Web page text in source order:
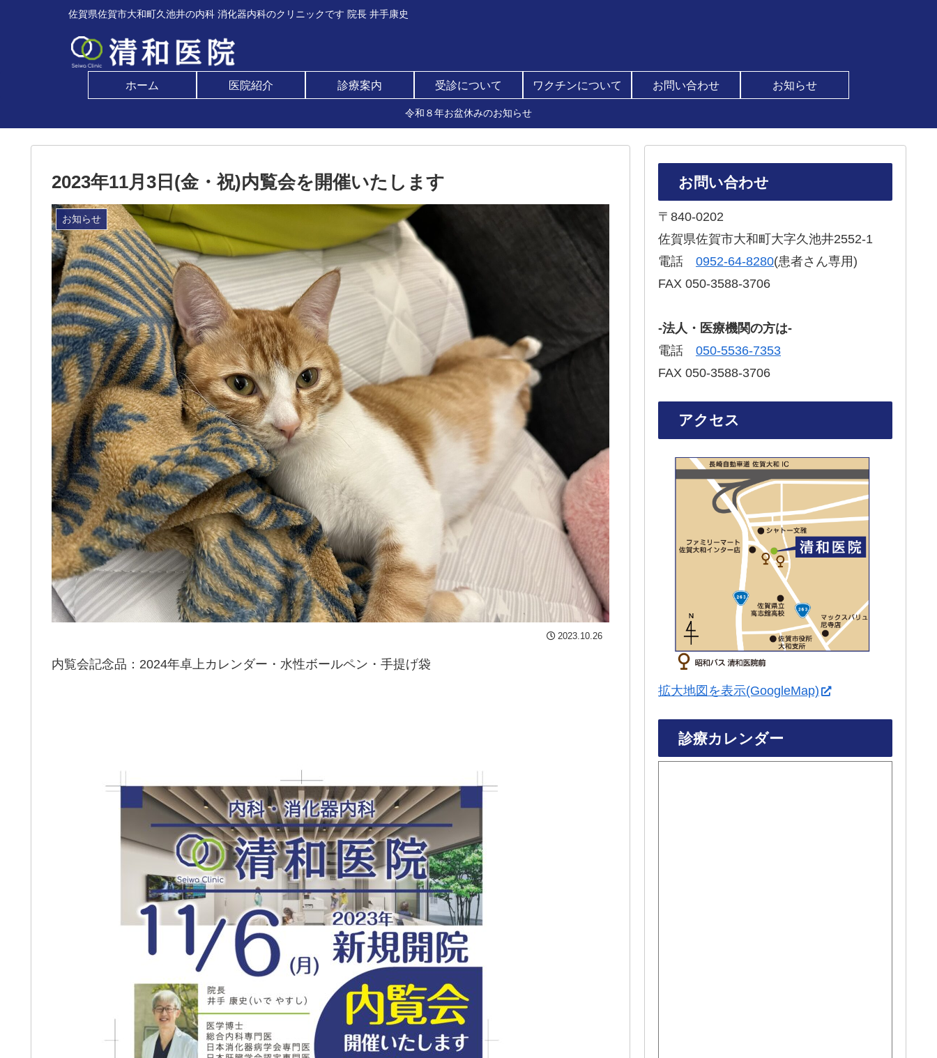
佐賀県佐賀市大和町久池井の内科 消化器内科のクリニックです 院長 井手康史
ホーム 医院紹介 診療案内 受診について ワクチンについて お問い合わせ お知らせ
令和８年お盆休みのお知らせ
2023年11月3日(金・祝)内覧会を開催いたします
お知らせ
2023.10.26
内覧会記念品：2024年卓上カレンダー・水性ボールペン・手提げ袋
お問い合わせ
〒840-0202
佐賀県佐賀市大和町大字久池井2552-1
電話 ‭0952-64-8280‬(患者さん専用)
FAX 050-3588-3706‬
-法人・医療機関の方は-
電話 050-5536-7353‬
FAX 050-3588-3706‬
アクセス
拡大地図を表示(GoogleMap)
診療カレンダー